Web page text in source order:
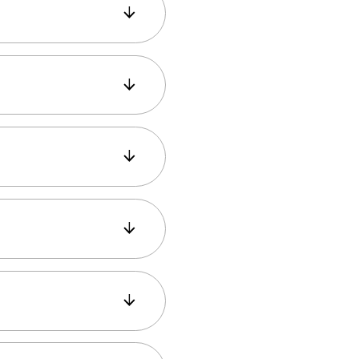
тя е служила
Ахмет Челеби е
са по-малко
Качването